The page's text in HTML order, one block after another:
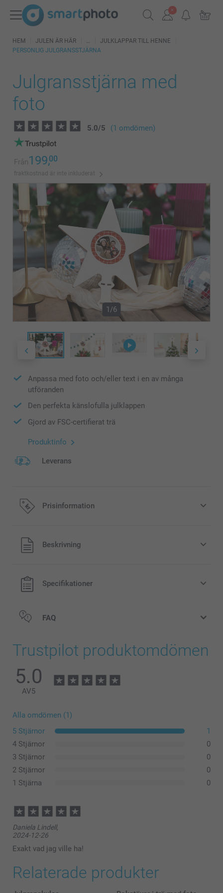
HEM JULEN ÄR HÄR
JULKLAPPAR TILL HENNE
PERSONLIG JULGRANSSTJÄRNA
Julgransstjärna med
foto
5.0/5 (1 omdömen)
Från199,00
fraktkostnad är inte inkluderat
1/6
Anpassa med foto och/eller text i en av många
utföranden
Den perfekta känslofulla julklappen
Gjord av FSC-certifierat trä
Produktinfo
Leverans
Prisinformation
Alla priser är i svenska kronor (SEK), inklusive moms och
exklusive porto.
Beskrivning
Specifikationer
FAQ
Trustpilot produktomdömen
5.0
AV5
Alla omdömen (1)
5 Stjärnor
1
4 Stjärnor
0
3 Stjärnor
0
2 Stjärnor
0
1 Stjärna
0
Daniela Lindell,
2024-12-26
Exakt vad jag ville ha!
Relaterade produkter